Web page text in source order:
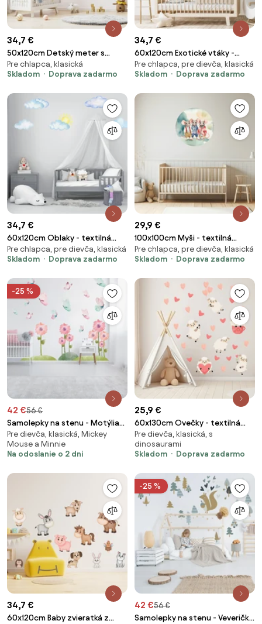
34,7 €
50x120cm Detský meter s
menom - Dúha 2 - textilná
nálepka na stenu
Pre chlapca, klasická
Skladom
Doprava zadarmo
34,7 €
60x120cm Exotické vtáky -
textilná nálepka na stenu
Pre chlapca, pre dievča, klasická
Skladom
Doprava zadarmo
34,7 €
60x120cm Oblaky - textilná
nálepka na stenu
Pre chlapca, pre dievča, klasická
Skladom
Doprava zadarmo
29,9 €
100x100cm Myši - textilná
nálepka na stenu Veľkosť: 60
cm
Pre chlapca, pre dievča, klasická
Skladom
Doprava zadarmo
-25 %
42 €56 €
Samolepky na stenu - Motýlia
lúka
Pre dievča, klasická, Mickey
Mouse a Minnie
Na odoslanie o 2 dni
25,9 €
60x130cm Ovečky - textilná
nálepka na stenu Materiál: Biely
vinyl
Pre dievča, klasická, s
dinosaurami
Skladom
Doprava zadarmo
34,7 €
60x120cm Baby zvieratká z
-25 %
42 €56 €
Samolepky na stenu - Veverička